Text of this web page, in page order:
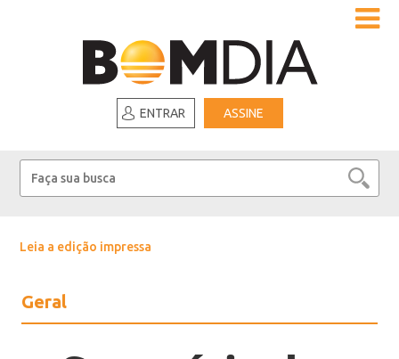
ENTRAR ASSINE
Leia a edição impressa
Geral